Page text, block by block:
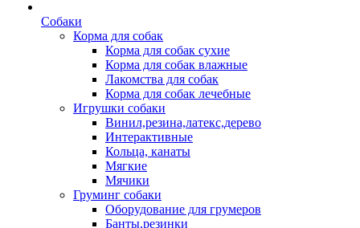
Собаки
Корма для собак
Корма для собак сухие
Корма для собак влажные
Лакомства для собак
Корма для собак лечебные
Игрушки собаки
Винил,резина,латекс,дерево
Интерактивные
Кольца, канаты
Мягкие
Мячики
Груминг собаки
Оборудование для грумеров
Банты,резинки